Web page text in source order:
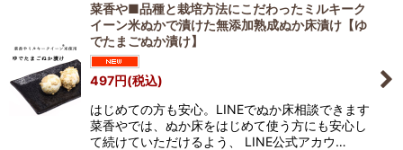
菜香や■品種と栽培方法にこだわったミルキーク
イーン米ぬかで漬けた無添加熟成ぬか床漬け【ゆ
でたまごぬか漬け】
497円(税込)
はじめての方も安心。LINEでぬか床相談できます
菜香やでは、ぬか床をはじめて使う方にも安心し
て続けていただけるよう、 LINE公式アカウ…